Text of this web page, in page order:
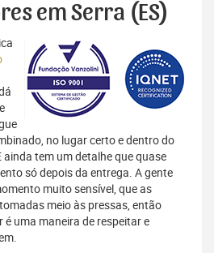
em Serra (ES)
no lugar certo e dentro do
tem um detalhe que quase
só depois da entrega. A gente
muito sensível, que as
meio às pressas, então
uma maneira de respeitar e